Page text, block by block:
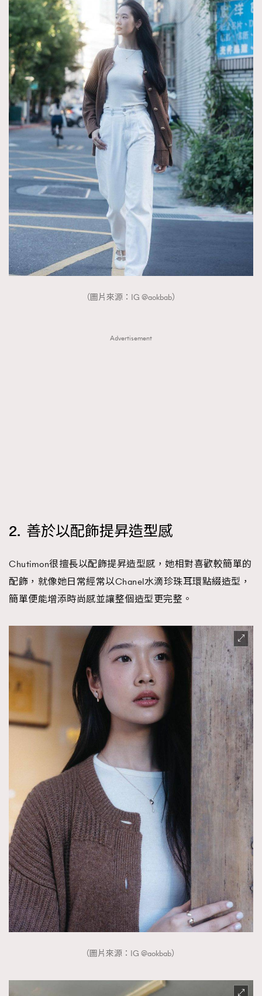
TRENDING
（圖片來源：IG @aokbab）
Advertisement
2. 善於以配飾提昇造型感
Chutimon很擅長以配飾提昇造型感，她相對喜歡較簡單的
配飾，就像她日常經常以Chanel水滴珍珠耳環點綴造型，
簡單便能增添時尚感並讓整個造型更完整。
（圖片來源：IG @aokbab）